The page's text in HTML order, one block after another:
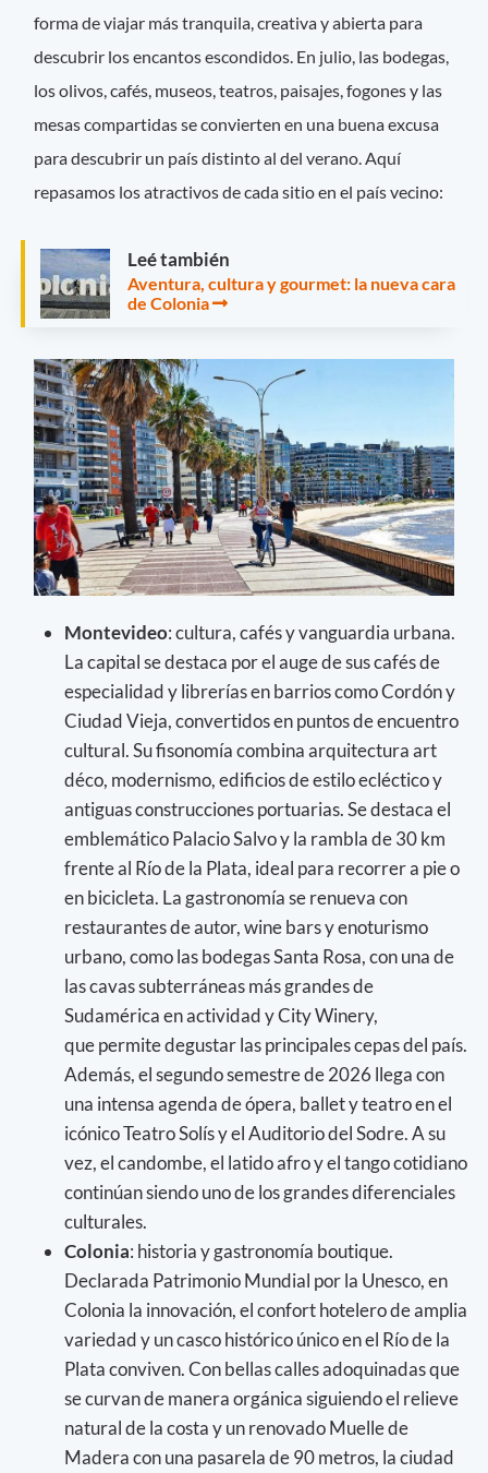
forma de viajar más tranquila, creativa y abierta para
descubrir los encantos escondidos. En julio, las bodegas,
los olivos, cafés, museos, teatros, paisajes, fogones y las
mesas compartidas se convierten en una buena excusa
para descubrir un país distinto al del verano. Aquí
repasamos los atractivos de cada sitio en el país vecino:
Leé también
Aventura, cultura y gourmet: la nueva cara
de Colonia
Montevideo: cultura, cafés y vanguardia urbana.
La capital se destaca por el auge de sus cafés de
especialidad y librerías en barrios como Cordón y
Ciudad Vieja, convertidos en puntos de encuentro
cultural. Su fisonomía combina arquitectura art
déco, modernismo, edificios de estilo ecléctico y
antiguas construcciones portuarias. Se destaca el
emblemático Palacio Salvo y la rambla de 30 km
frente al Río de la Plata, ideal para recorrer a pie o
en bicicleta. La gastronomía se renueva con
restaurantes de autor, wine bars y enoturismo
urbano, como las bodegas Santa Rosa, con una de
las cavas subterráneas más grandes de
Sudamérica en actividad y City Winery,
que permite degustar las principales cepas del país.
Además, el segundo semestre de 2026 llega con
una intensa agenda de ópera, ballet y teatro en el
icónico Teatro Solís y el Auditorio del Sodre. A su
vez, el candombe, el latido afro y el tango cotidiano
continúan siendo uno de los grandes diferenciales
culturales.
Colonia: historia y gastronomía boutique.
Declarada Patrimonio Mundial por la Unesco, en
Colonia la innovación, el confort hotelero de amplia
variedad y un casco histórico único en el Río de la
Plata conviven. Con bellas calles adoquinadas que
se curvan de manera orgánica siguiendo el relieve
natural de la costa y un renovado Muelle de
Madera con una pasarela de 90 metros, la ciudad